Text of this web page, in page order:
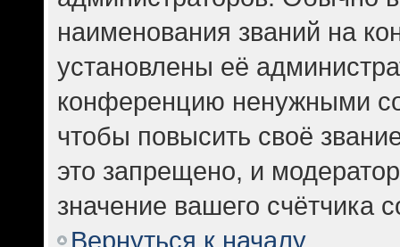
наименования званий на
установлены её
конференцию ненужными
чтобы повысить своё
это запрещено, и
значение вашего счётчика
Вернуться к началу